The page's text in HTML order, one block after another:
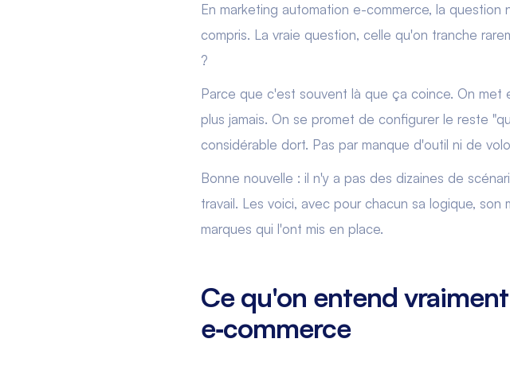
En marketing automation e-commerce, la
compris. La vraie question, celle qu'on tranche
?
Parce que c'est souvent là que ça coince. On met
plus jamais. On se promet de configurer le reste
considérable dort. Pas par manque d'outil ni de
Bonne nouvelle : il n'y a pas des dizaines de
travail. Les voici, avec pour chacun sa logique,
marques qui l'ont mis en place.
Ce qu'on entend
e‑commerce